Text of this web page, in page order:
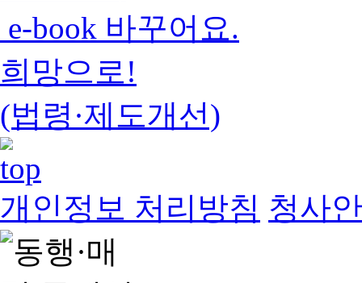
e-book 바꾸어요.
희망으로!
(법령·제도개선)
개인정보 처리방침 청사